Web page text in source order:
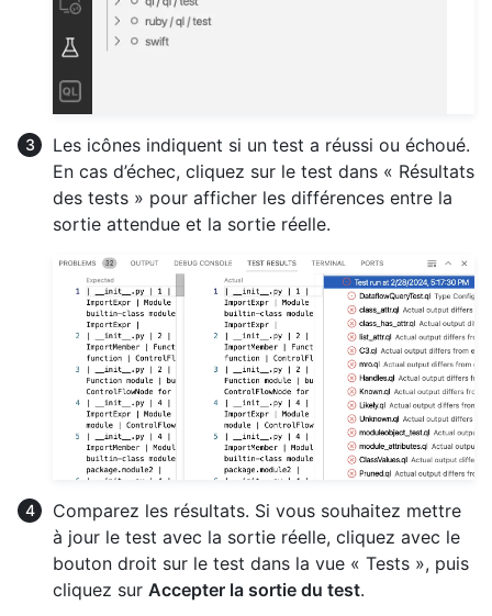
Les icônes indiquent si un test a réussi ou échoué.
En cas d’échec, cliquez sur le test dans « Résultats
des tests » pour afficher les différences entre la
sortie attendue et la sortie réelle.
Comparez les résultats. Si vous souhaitez mettre
à jour le test avec la sortie réelle, cliquez avec le
bouton droit sur le test dans la vue « Tests », puis
cliquez sur Accepter la sortie du test.